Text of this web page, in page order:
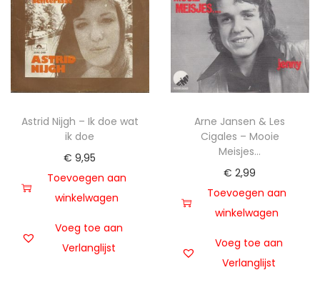
Astrid Nijgh – Ik doe wat
ik doe
€ 9,95
Toevoegen aan
winkelwagen
Voeg toe aan
Verlanglijst
Arne Jansen & Les
Cigales – Mooie
Meisjes…
€ 2,99
Toevoegen aan
winkelwagen
Voeg toe aan
Verlanglijst